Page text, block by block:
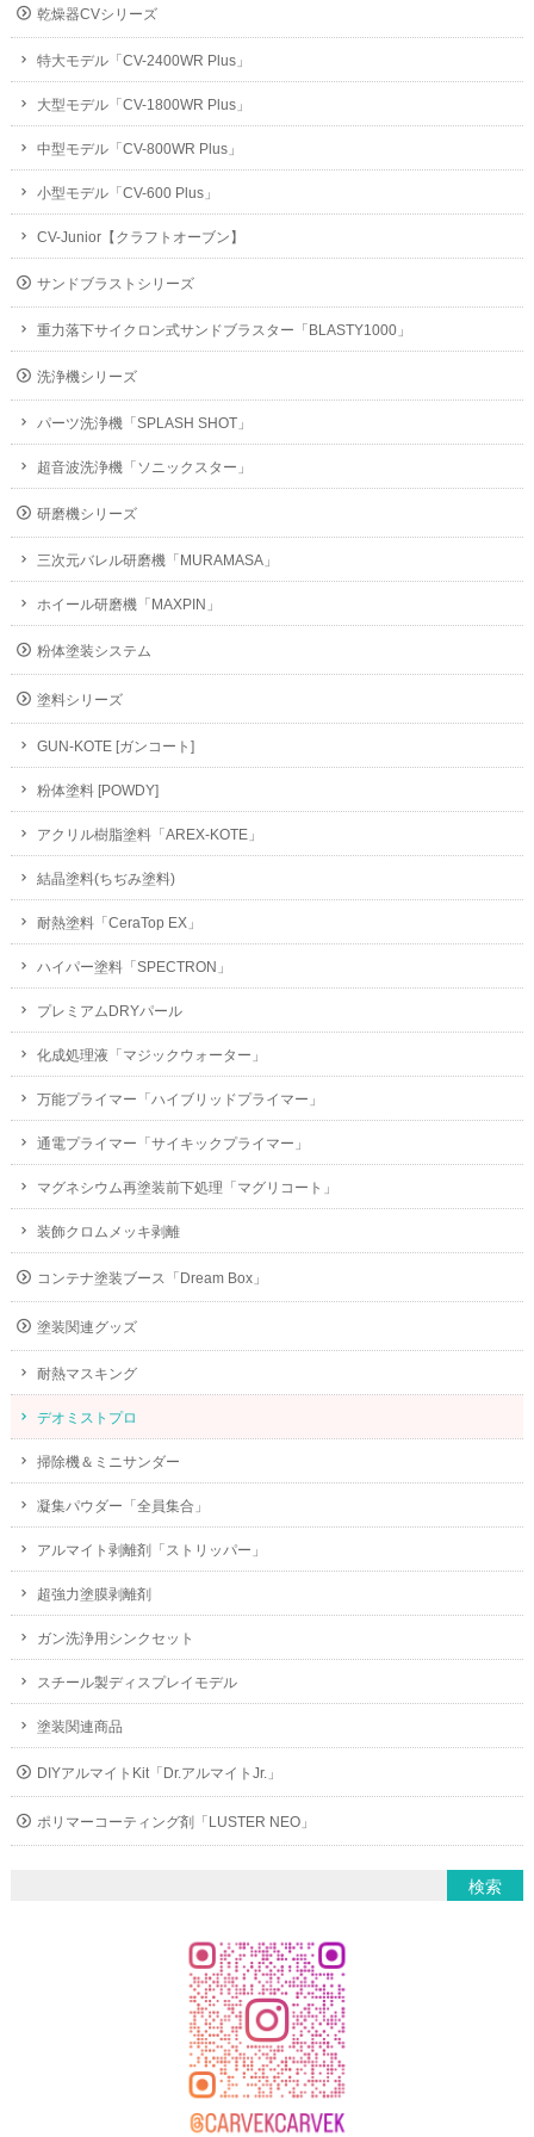
乾燥器CVシリーズ
特大モデル「CV-2400WR Plus」
大型モデル「CV-1800WR Plus」
中型モデル「CV-800WR Plus」
小型モデル「CV-600 Plus」
CV-Junior【クラフトオーブン】
サンドブラストシリーズ
重力落下サイクロン式サンドブラスター「BLASTY1000」
洗浄機シリーズ
パーツ洗浄機「SPLASH SHOT」
超音波洗浄機「ソニックスター」
研磨機シリーズ
三次元バレル研磨機「MURAMASA」
ホイール研磨機「MAXPIN」
粉体塗装システム
塗料シリーズ
GUN-KOTE [ガンコート]
粉体塗料 [POWDY]
アクリル樹脂塗料「AREX-KOTE」
結晶塗料(ちぢみ塗料)
耐熱塗料「CeraTop EX」
ハイパー塗料「SPECTRON」
プレミアムDRYパール
化成処理液「マジックウォーター」
万能プライマー「ハイブリッドプライマー」
通電プライマー「サイキックプライマー」
マグネシウム再塗装前下処理「マグリコート」
装飾クロムメッキ剥離
コンテナ塗装ブース「Dream Box」
塗装関連グッズ
耐熱マスキング
デオミストプロ
掃除機＆ミニサンダー
凝集パウダー「全員集合」
アルマイト剥離剤「ストリッパー」
超強力塗膜剥離剤
ガン洗浄用シンクセット
スチール製ディスプレイモデル
塗装関連商品
DIYアルマイトKit「Dr.アルマイトJr.」
ポリマーコーティング剤「LUSTER NEO」